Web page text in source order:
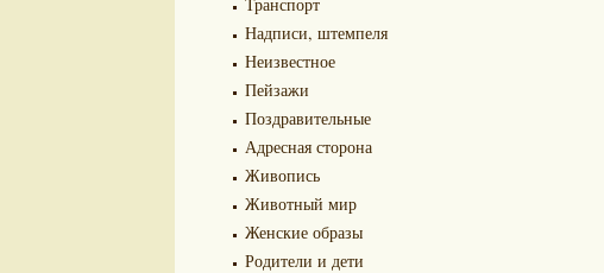
Надписи, штемпеля
Неизвестное
Пейзажи
Поздравительные
Адресная сторона
Живопись
Животный мир
Женские образы
Родители и дети